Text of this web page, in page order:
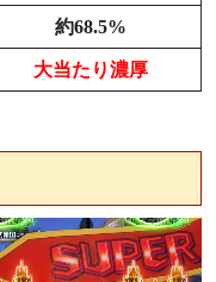
約68.5%
大当たり濃厚